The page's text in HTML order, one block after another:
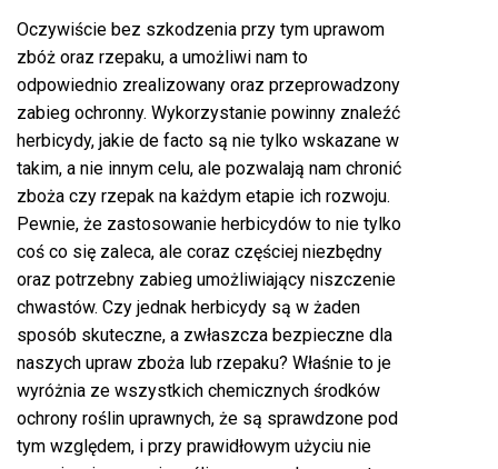
Oczywiście bez szkodzenia przy tym uprawom
zbóż oraz rzepaku, a umożliwi nam to
odpowiednio zrealizowany oraz przeprowadzony
zabieg ochronny. Wykorzystanie powinny znaleźć
herbicydy, jakie de facto są nie tylko wskazane w
takim, a nie innym celu, ale pozwalają nam chronić
zboża czy rzepak na każdym etapie ich rozwoju.
Pewnie, że zastosowanie herbicydów to nie tylko
coś co się zaleca, ale coraz częściej niezbędny
oraz potrzebny zabieg umożliwiający niszczenie
chwastów. Czy jednak herbicydy są w żaden
sposób skuteczne, a zwłaszcza bezpieczne dla
naszych upraw zboża lub rzepaku? Właśnie to je
wyróżnia ze wszystkich chemicznych środków
ochrony roślin uprawnych, że są sprawdzone pod
tym względem, i przy prawidłowym użyciu nie